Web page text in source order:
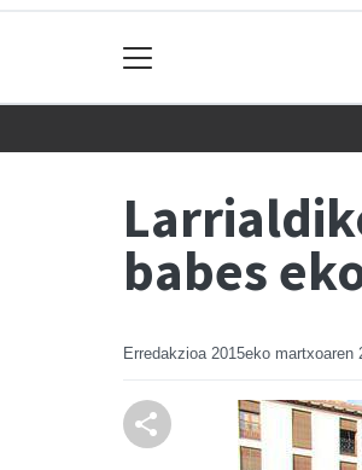
babes
Erredakzioa 2015eko martxoaren